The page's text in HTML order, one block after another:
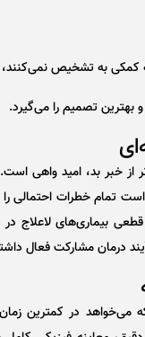
کمکی به تشخیص
بهترین تصمیم را می‌گیرد.
از خبر بد، امید واهی
خطرات احتمالی را
بیماری‌های لاعلاج
درمان مشارکت فعال
در کمترین زمان